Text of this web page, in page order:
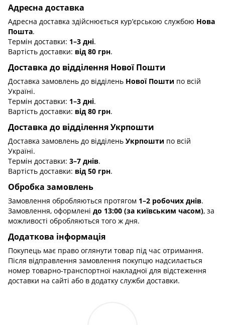
Адресна доставка
Адресна доставка здійснюється кур’єрською службою Нова
Пошта.
Термін доставки: 1–3 дні.
Вартість доставки: від 80 грн.
Доставка до відділення Нової Пошти
Доставка замовлень до відділень Нової Пошти по всій
Україні.
Термін доставки: 1–3 дні.
Вартість доставки: від 80 грн.
Доставка до відділення Укрпошти
Доставка замовлень до відділень Укрпошти по всій
Україні.
Термін доставки: 3–7 днів.
Вартість доставки: від 50 грн.
Обробка замовлень
Замовлення обробляються протягом 1–2 робочих днів.
Замовлення, оформлені до 13:00 (за київським часом), за
можливості обробляються того ж дня.
Додаткова інформація
Покупець має право оглянути товар під час отримання.
Після відправлення замовлення покупцю надсилається
номер товарно-транспортної накладної для відстеження
доставки на сайті або в додатку служби доставки.